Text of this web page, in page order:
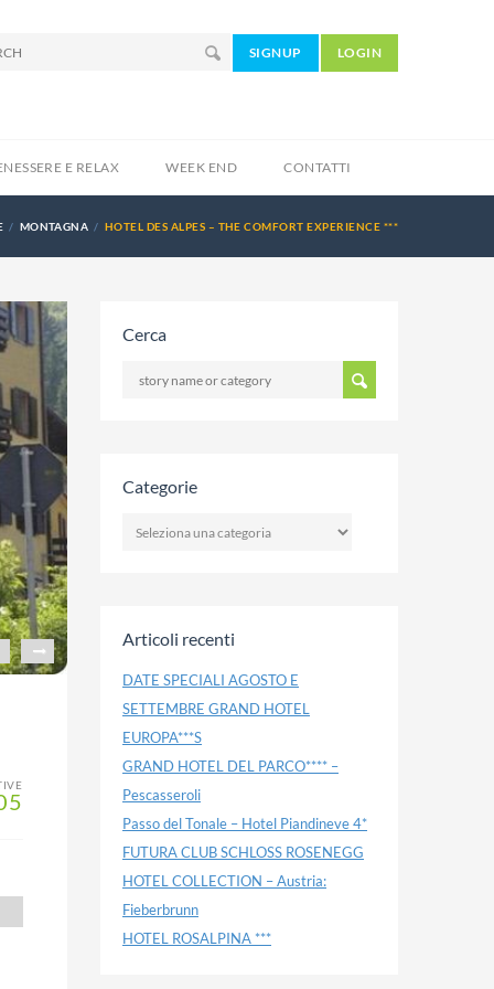
SIGNUP LOGIN
E RELAX WEEK END CONTATTI
MONTAGNA HOTEL DES ALPES – THE COMFORT EXPERIENCE ***
Cerca
Categorie
Articoli recenti
DATE SPECIALI AGOSTO E
SETTEMBRE GRAND HOTEL
EUROPA***S
GRAND HOTEL DEL PARCO**** –
Pescasseroli
Passo del Tonale – Hotel Piandineve 4*
FUTURA CLUB SCHLOSS ROSENEGG
HOTEL COLLECTION – Austria:
Fieberbrunn
HOTEL ROSALPINA ***